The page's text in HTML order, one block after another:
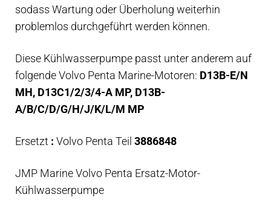
sodass Wartung oder Überholung weiterhin
problemlos durchgeführt werden können.
Diese Kühlwasserpumpe passt unter anderem auf
folgende Volvo Penta Marine-Motoren: D13B-E/N
MH, D13C1/2/3/4-A MP, D13B-
A/B/C/D/G/H/J/K/L/M MP
Ersetzt : Volvo Penta Teil 3886848
JMP Marine Volvo Penta Ersatz-Motor-
Kühlwasserpumpe